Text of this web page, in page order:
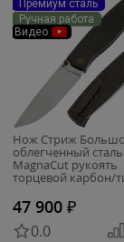
Премиум сталь
Ручная работа
Видео
Нож Стриж
облегченный сталь
MagnaCut рукоять
торцевой карбон/
бронза (Чебурков
47 900 ₽
0.0